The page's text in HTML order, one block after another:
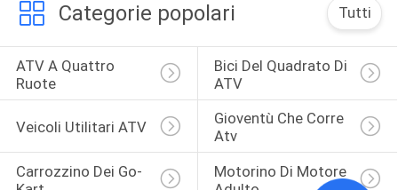
Categorie popolari Tutti
ATV A Quattro
Ruote
Bici Del Quadrato Di
ATV
Veicoli Utilitari ATV
Gioventù Che Corre
Atv
Carrozzino Dei Go-
Motorino Di Motore